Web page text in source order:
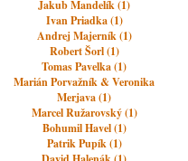
Jakub Mandelík (1)
Ivan Priadka (1)
Andrej Majerník (1)
Robert Šorl (1)
Tomas Pavelka (1)
Marián Porvažník & Veronika
Merjava (1)
Marcel Ružarovský (1)
Bohumil Havel (1)
Patrik Pupík (1)